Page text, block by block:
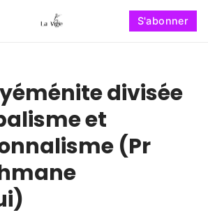
S'abonner
divisée
et
(Pr